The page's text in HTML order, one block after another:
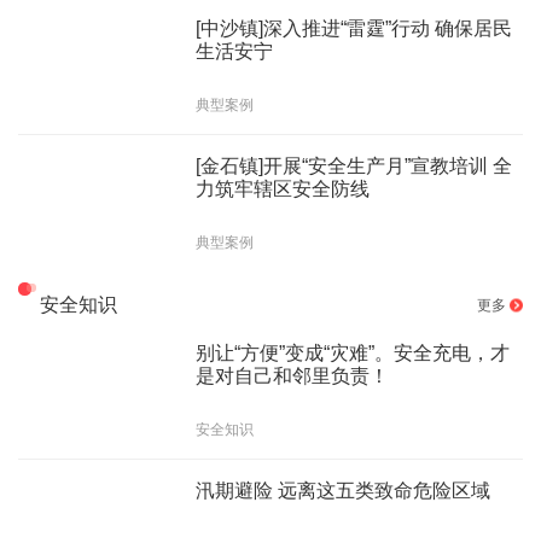
[中沙镇]深入推进“雷霆”行动 确保居民
生活安宁
典型案例
[金石镇]开展“安全生产月”宣教培训 全
力筑牢辖区安全防线
典型案例
安全知识 更多
别让“方便”变成“灾难”。安全充电，才
是对自己和邻里负责！
安全知识
汛期避险 远离这五类致命危险区域